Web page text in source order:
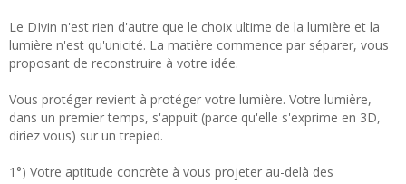
Le DIvin n'est rien d'autre que le choix ultime de la lumière et la
lumière n'est qu'unicité. La matière commence par séparer, vous
proposant de reconstruire à votre idée.
Vous protéger revient à protéger votre lumière. Votre lumière,
dans un premier temps, s'appuit (parce qu'elle s'exprime en 3D,
diriez vous) sur un trepied.
1°) Votre aptitude concrète à vous projeter au-delà des